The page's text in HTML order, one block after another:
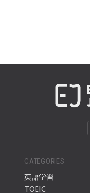
CATEGORIES
英語学習
TOEIC